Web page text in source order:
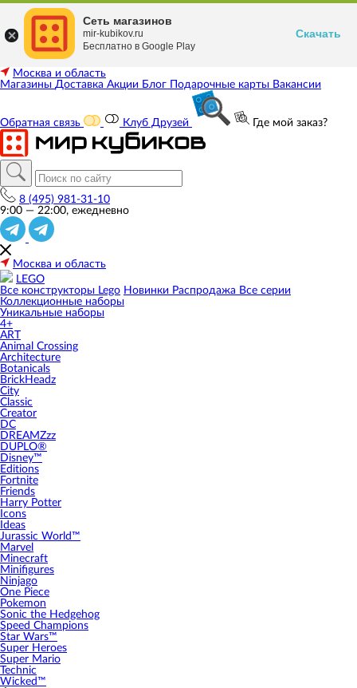
Москва и область
Магазины Доставка Акции Блог Подарочные карты Вакансии
Обратная связь Клуб Друзей Где мой заказ?
8 (495) 981-31-10
9:00 — 22:00, ежедневно
Москва и область
LEGO
Все конструкторы Lego Новинки Распродажа Все серии
Коллекционные наборы
Уникальные наборы
4+
ART
Animal Crossing
Architecture
Botanicals
BrickHeadz
City
Classic
Creator
DC
DREAMZzz
DUPLO®
Disney™
Editions
Fortnite
Friends
Harry Potter
Icons
Ideas
Jurassic World™
Marvel
Minecraft
Minifigures
Ninjago
One Piece
Pokemon
Sonic the Hedgehog
Speed Champions
Star Wars™
Super Heroes
Super Mario
Technic
Wicked™
Сеть магазинов
mir-kubikov.ru
Бесплатно в Google Play
Скачать